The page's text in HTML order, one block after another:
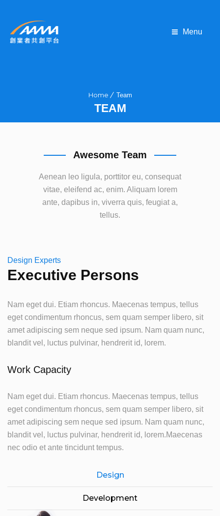
Menu
Home Team
TEAM
Awesome Team
Aenean leo ligula, porttitor eu, consequat
vitae, eleifend ac, enim. Aliquam lorem
ante, dapibus in, viverra quis, feugiat a,
tellus.
Design Experts
Executive Persons
Design
Development
Nam eget dui. Etiam rhoncus. Maecenas tempus, tellus
eget condimentum rhoncus, sem quam semper libero, sit
amet adipiscing sem neque sed ipsum. Nam quam nunc,
blandit vel, luctus pulvinar, hendrerit id, lorem.
Work Capacity
Nam eget dui. Etiam rhoncus. Maecenas tempus, tellus
eget condimentum rhoncus, sem quam semper libero, sit
amet adipiscing sem neque sed ipsum. Nam quam nunc,
blandit vel, luctus pulvinar, hendrerit id, lorem.Maecenas
nec odio et ante tincidunt tempus.